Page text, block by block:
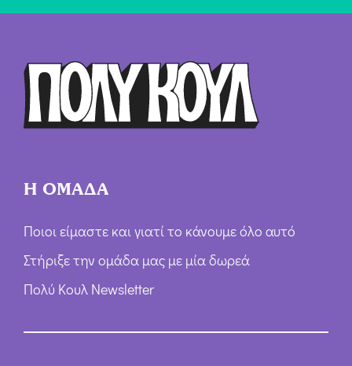
ή
Η ΟΜΑΔΑ
Ποιοι είμαστε και γιατί το κάνουμε όλο αυτό
Στήριξε την ομάδα μας με μία δωρεά
Πολύ Κουλ Newsletter